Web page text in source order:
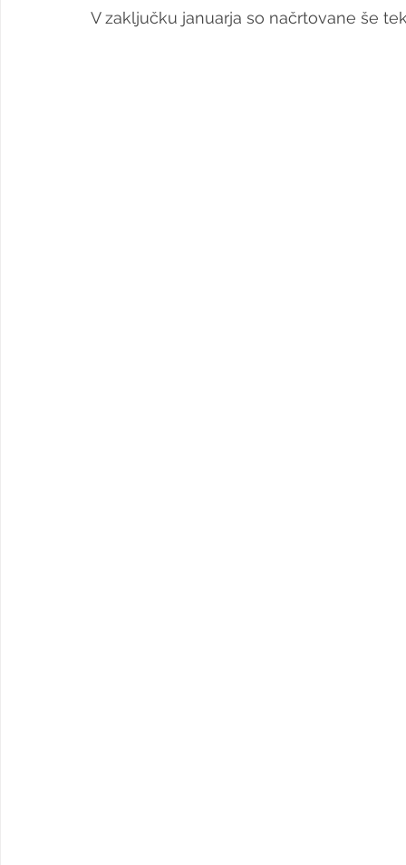
V zaključku januarja so načrtovane še